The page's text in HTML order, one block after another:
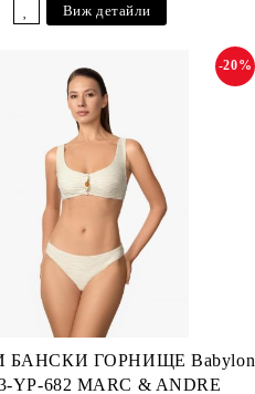
Виж детайли
ГОРНИЩЕ Babylon
YP-682 MARC & ANDRE
-20%